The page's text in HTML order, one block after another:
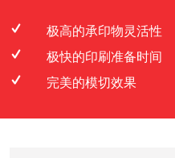
极高的承印物灵活性
极快的印刷准备时间
完美的模切效果